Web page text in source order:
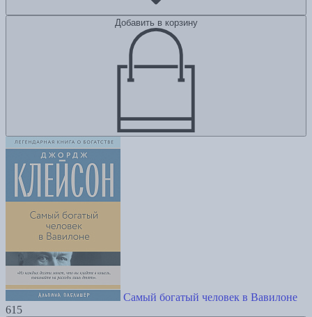
Добавить в корзину
Самый богатый человек в Вавилоне
615